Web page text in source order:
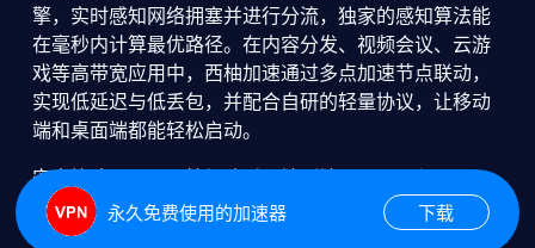
擎，实时感知网络拥塞并进行分流，独家的感知算法能
在毫秒内计算最优路径。在内容分发、视频会议、云游
戏等高带宽应用中，西柚加速通过多点加速节点联动，
实现低延迟与低丢包，并配合自研的轻量协议，让移动
端和桌面端都能轻松启动。
安全策略层面，西柚加速采用端到端AES-256与
ChaCha20双重协同，同时配备量子安全预研模块，提
前布局未来的抗量子攻防需求。系统内嵌自适应防火
永久免费使用的加速器 下载